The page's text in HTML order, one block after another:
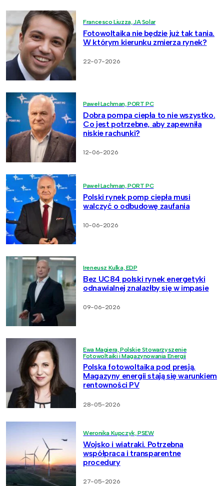
Francesco Liuzza, JA Solar
Fotowoltaika nie będzie już tak tania.
W którym kierunku zmierza rynek?
22-07-2026
Paweł Lachman, PORT PC
Dobra pompa ciepła to nie wszystko.
Co jest potrzebne, aby zapewniła
niskie rachunki?
12-06-2026
Paweł Lachman, PORT PC
Polski rynek pomp ciepła musi
walczyć o odbudowę zaufania
10-06-2026
Ireneusz Kulka, EDP
Bez UC84 polski rynek energetyki
odnawialnej znalazłby się w impasie
09-06-2026
Ewa Magiera, Polskie Stowarzyszenie
Fotowoltaiki i Magazynowania Energii
Polska fotowoltaika pod presją.
Magazyny energii stają się warunkiem
rentowności PV
28-05-2026
Weronika Kupczyk, PSEW
Wojsko i wiatraki. Potrzebna
współpraca i transparentne
procedury
27-05-2026